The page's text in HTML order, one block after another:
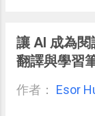
讓 AI 成為閱
翻譯與學習
作者： Esor